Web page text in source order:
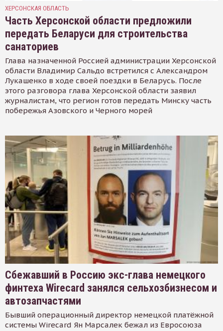
ХЕРСОНСКАЯ ОБЛАСТЬ
Часть Херсонской области предложили
передать Беларуси для строительства
санаториев
Глава назначенной Россией администрации Херсонской
области Владимир Сальдо встретился с Александром
Лукашенко в ходе своей поездки в Беларусь. После
этого разговора глава Херсонской области заявил
журналистам, что регион готов передать Минску часть
побережья Азовского и Черного морей
Сбежавший в Россию экс-глава немецкого
финтеха Wirecard занялся сельхозбизнесом и
автозапчастями
Бывший операционный директор немецкой платёжной
системы Wirecard Ян Марсалек бежал из Евросоюза